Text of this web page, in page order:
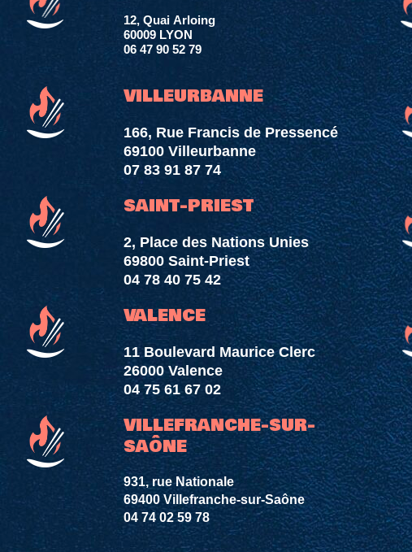
12, Quai Arloing
60009 LYON
06 47 90 52 79
VILLEURBANNE
166, Rue Francis de Pressencé
69100 Villeurbanne
07 83 91 87 74
SAINT-PRIEST
2, Place des Nations Unies
69800 Saint-Priest
04 78 40 75 42
VALENCE
11 Boulevard Maurice Clerc
26000 Valence
04 75 61 67 02
VILLEFRANCHE-SUR-
SAÔNE
931, rue Nationale
69400 Villefranche-sur-Saône
04 74 02 59 78